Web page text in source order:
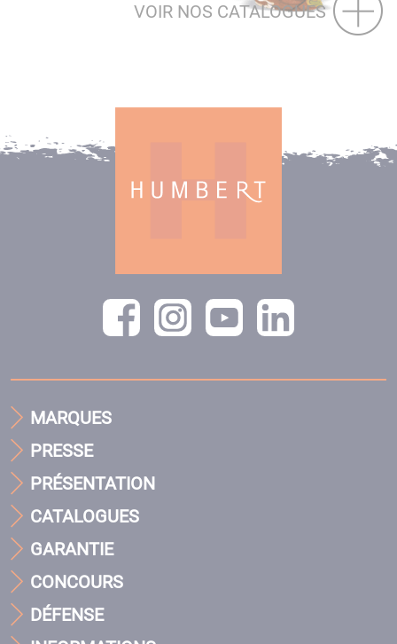
VOIR NOS CATALOGUES
MARQUES
PRESSE
PRÉSENTATION
CATALOGUES
GARANTIE
CONCOURS
DÉFENSE